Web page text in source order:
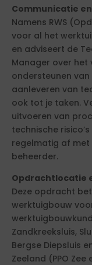
Communicatie
Namens RWS
voor al het
en adviseert de
Manager over het
ondersteunen
aanleveren van
ook tot je taken.
uitvoeren van
technische
regelmatig af met
beheerder.
Opdrachtlocatie
Deze opdracht
werktuigbouw
Zandkreeksluis,
Bergse Diepsluis
Zeeland (PPO Zee